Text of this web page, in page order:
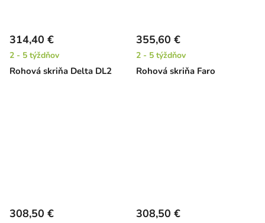
Rohová skriňa Delta DL2
314,40 €
2 - 5 týždňov
Rohová skriňa Faro
355,60 €
2 - 5 týždňov
308,50 € 308,50 €